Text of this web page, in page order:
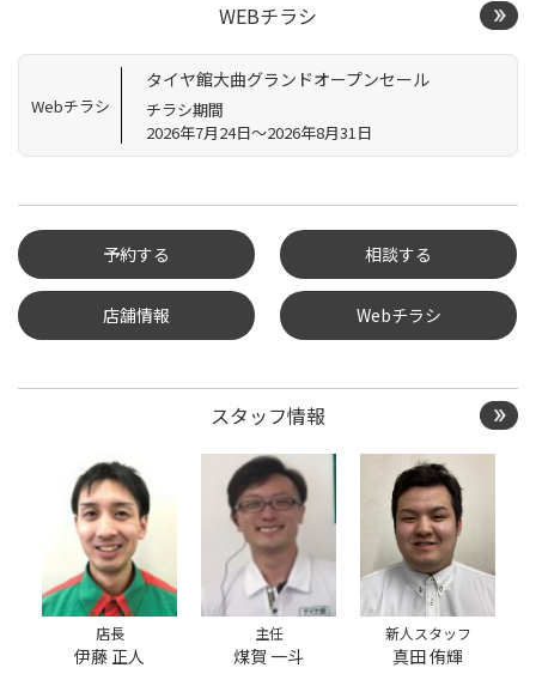
WEBチラシ
Webチラシ
タイヤ館大曲グランドオープンセール
チラシ期間
2026年7月24日～2026年8月31日
予約する
タイヤ点検・安全点検/タ
約
クローク契約会員専用タ
イヤ履き替え※タイヤ履
き替えを希望のクローク
契約会員の方はこちらを
選択ください
本日のタイヤ履き替え順
番待ち予約 ※クローク契
約会員の方はご利用いた
だけません
相談する
店舗情報 Webチラシ
スタッフ情報
店長
伊藤 正人
主任
煤賀 一斗
新人スタッフ
真田 侑輝